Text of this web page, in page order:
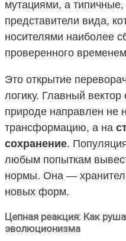
мутациями, а типичные,
представители вида,
носителями наиболее
проверенного
Это открытие
логику. Главный вектор
природе направлен не
трансформацию, а на
сохранение.
любым попыткам
нормы. Она —
новых форм.
Цепная реакция: Как
эволюционизма